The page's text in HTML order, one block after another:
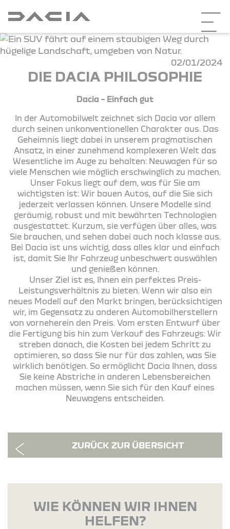
02/01/2024
DIE DACIA PHILOSOPHIE
Dacia – Einfach gut
In der Automobilwelt zeichnet sich Dacia vor allem
durch seinen unkonventionellen Charakter aus. Das
Geheimnis liegt dabei in unserem pragmatischen
Ansatz, in einer zunehmend komplexeren Welt das
Wesentliche im Auge zu behalten: Neuwagen für so
viele Menschen wie möglich erschwinglich zu machen.
Unser Fokus liegt auf dem, was für Sie am
wichtigsten ist: Wir bauen Autos, auf die Sie sich
jederzeit verlassen können. Unsere Modelle sind
geräumig, robust und mit bewährten Technologien
ausgestattet. Kurzum, sie verfügen über alles, was
Sie brauchen, und sehen dabei auch noch klasse aus.
Bei Dacia ist uns wichtig, dass alles klar und einfach
ist, damit Sie Ihr Fahrzeug unbeschwert auswählen
und genießen können.
Unser Ziel ist es, Ihnen ein perfektes Preis-
Leistungsverhältnis zu bieten. Wenn wir also ein
neues Modell auf den Markt bringen, berücksichtigen
wir, im Gegensatz zu anderen Automobilherstellern
von vorneherein den Preis. Vom ersten Entwurf über
die Fertigung bis hin zum Verkauf des Fahrzeugs: Wir
streben danach, die Kosten bei jedem Schritt zu
optimieren, so dass Sie nur für das zahlen, was Sie
wirklich benötigen. So ermöglicht Dacia Ihnen, dass
Sie keine Abstriche in anderen Lebensbereichen
machen müssen, wenn Sie sich für den Kauf eines
Neuwagens entscheiden.
ZURÜCK ZUR ÜBERSICHT
WIE KÖNNEN WIR IHNEN
HELFEN?